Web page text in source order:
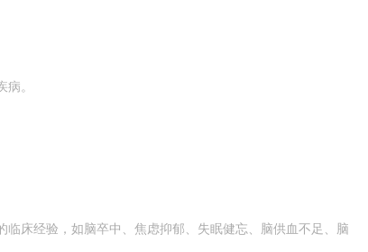
。
床经验，如脑卒中、焦虑抑郁、失眠健忘、脑供血不足、脑